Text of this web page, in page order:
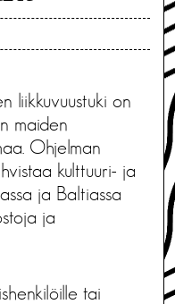
liikkuvuustuki on
maiden
Ohjelman
kulttuuri- ja
ja Baltiassa
ja
tai